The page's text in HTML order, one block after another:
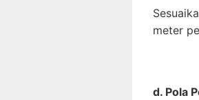
meter
d. Pola